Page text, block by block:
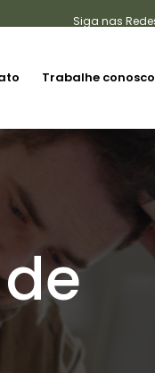
Trabalhe conosco